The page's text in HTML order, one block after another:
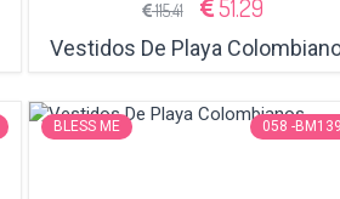
115.41 51.29
Vestidos De Playa
BLESS ME 058 -